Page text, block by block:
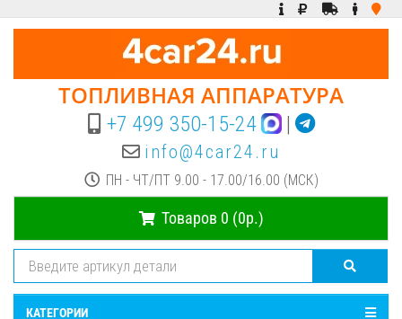
ТОПЛИВНАЯ АППАРАТУРА
+7 499 350-15-24 |
info@4car24.ru
ПН - ЧТ/ПТ 9.00 - 17.00/16.00 (МСК)
Товаров 0 (0р.)
КАТЕГОРИИ